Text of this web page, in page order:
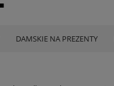
DAMSKIE NA PREZENTY